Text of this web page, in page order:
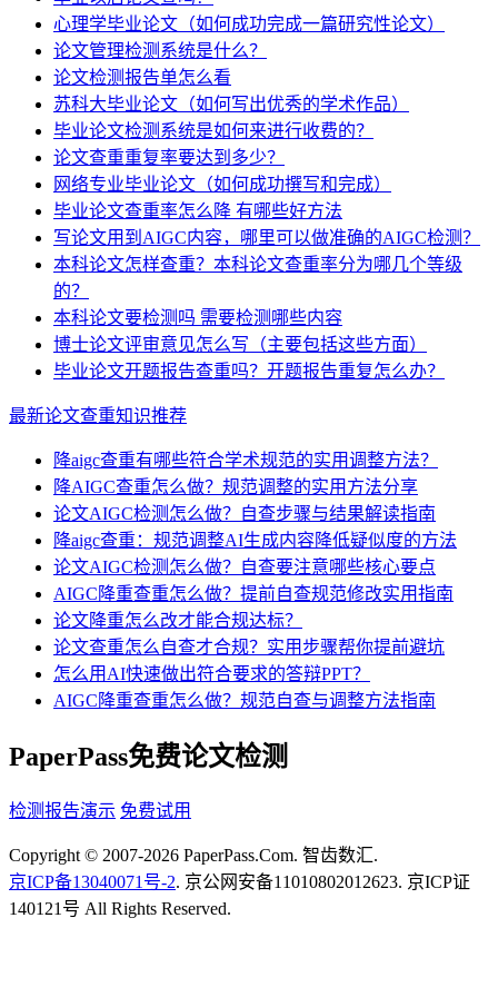
心理学毕业论文（如何成功完成一篇研究性论文）
论文管理检测系统是什么？
论文检测报告单怎么看
苏科大毕业论文（如何写出优秀的学术作品）
毕业论文检测系统是如何来进行收费的？
论文查重重复率要达到多少？
网络专业毕业论文（如何成功撰写和完成）
毕业论文查重率怎么降 有哪些好方法
写论文用到AIGC内容，哪里可以做准确的AIGC检测？
本科论文怎样查重？本科论文查重率分为哪几个等级
的？
本科论文要检测吗 需要检测哪些内容
博士论文评审意见怎么写（主要包括这些方面）
毕业论文开题报告查重吗？开题报告重复怎么办？
最新论文查重知识推荐
降aigc查重有哪些符合学术规范的实用调整方法？
降AIGC查重怎么做？规范调整的实用方法分享
论文AIGC检测怎么做？自查步骤与结果解读指南
降aigc查重：规范调整AI生成内容降低疑似度的方法
论文AIGC检测怎么做？自查要注意哪些核心要点
AIGC降重查重怎么做？提前自查规范修改实用指南
论文降重怎么改才能合规达标？
论文查重怎么自查才合规？实用步骤帮你提前避坑
怎么用AI快速做出符合要求的答辩PPT？
AIGC降重查重怎么做？规范自查与调整方法指南
PaperPass免费论文检测
检测报告演示 免费试用
Copyright © 2007-2026 PaperPass.Com. 智齿数汇.
京ICP备13040071号-2. 京公网安备11010802012623. 京ICP证
140121号 All Rights Reserved.